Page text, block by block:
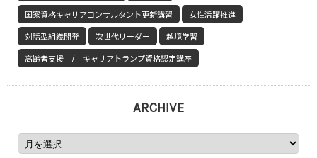
国家資格キャリアコンサルタント更新講習 女性活躍推進
対話型組織開発 次世代リーダー 越境学習
高齢者支援 / キャリアトランプ資格認定講座
ARCHIVE